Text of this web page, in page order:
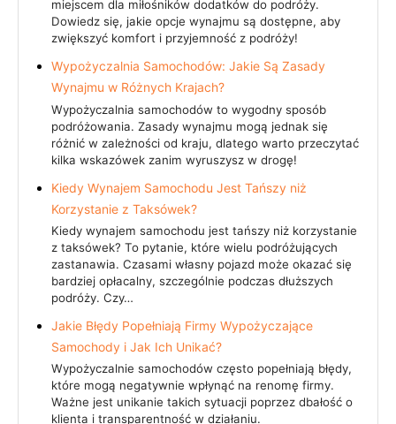
miejscem dla miłośników dodatków do podróży.
Dowiedz się, jakie opcje wynajmu są dostępne, aby
zwiększyć komfort i przyjemność z podróży!
Wypożyczalnia Samochodów: Jakie Są Zasady
Wynajmu w Różnych Krajach?
Wypożyczalnia samochodów to wygodny sposób
podróżowania. Zasady wynajmu mogą jednak się
różnić w zależności od kraju, dlatego warto przeczytać
kilka wskazówek zanim wyruszysz w drogę!
Kiedy Wynajem Samochodu Jest Tańszy niż
Korzystanie z Taksówek?
Kiedy wynajem samochodu jest tańszy niż korzystanie
z taksówek? To pytanie, które wielu podróżujących
zastanawia. Czasami własny pojazd może okazać się
bardziej opłacalny, szczególnie podczas dłuższych
podróży. Czy…
Jakie Błędy Popełniają Firmy Wypożyczające
Samochody i Jak Ich Unikać?
Wypożyczalnie samochodów często popełniają błędy,
które mogą negatywnie wpłynąć na renomę firmy.
Ważne jest unikanie takich sytuacji poprzez dbałość o
klienta i transparentność w działaniu.